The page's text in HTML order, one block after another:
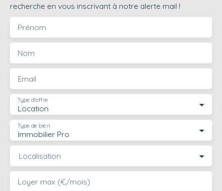
recherche en vous inscrivant à notre alerte mail !
Prénom
Nom
Email
Location
Type d'offre
Immobilier Pro
Type de bien
Localisation
Loyer max (€/mois)